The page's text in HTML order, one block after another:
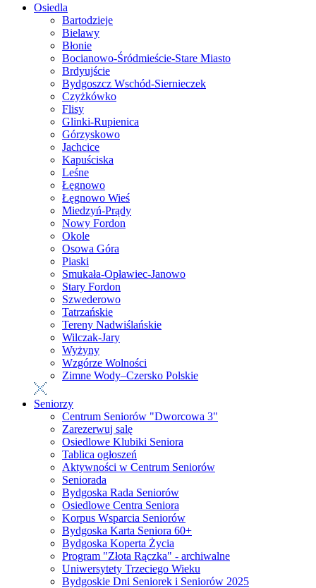
Osiedla
Bartodzieje
Bielawy
Błonie
Bocianowo-Śródmieście-Stare Miasto
Brdyujście
Bydgoszcz Wschód-Siernieczek
Czyżkówko
Flisy
Glinki-Rupienica
Górzyskowo
Jachcice
Kapuściska
Leśne
Łęgnowo
Łęgnowo Wieś
Miedzyń-Prądy
Nowy Fordon
Okole
Osowa Góra
Piaski
Smukała-Opławiec-Janowo
Stary Fordon
Szwederowo
Tatrzańskie
Tereny Nadwiślańskie
Wilczak-Jary
Wyżyny
Wzgórze Wolności
Zimne Wody–Czersko Polskie
Seniorzy
Centrum Seniorów "Dworcowa 3"
Zarezerwuj salę
Osiedlowe Klubiki Seniora
Tablica ogłoszeń
Aktywności w Centrum Seniorów
Seniorada
Bydgoska Rada Seniorów
Osiedlowe Centra Seniora
Korpus Wsparcia Seniorów
Bydgoska Karta Seniora 60+
Bydgoska Koperta Życia
Program "Złota Rączka" - archiwalne
Uniwersytety Trzeciego Wieku
Bydgoskie Dni Seniorek i Seniorów 2025